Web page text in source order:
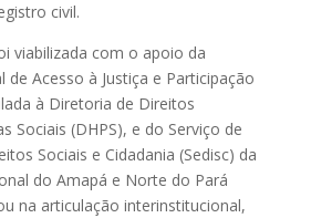
civil.
viabilizada com o apoio da
de Acesso à Justiça e Participação
à Diretoria de Direitos
Sociais (DHPS), e do Serviço de
Sociais e Cidadania (Sedisc) da
do Amapá e Norte do Pará
na articulação interinstitucional,